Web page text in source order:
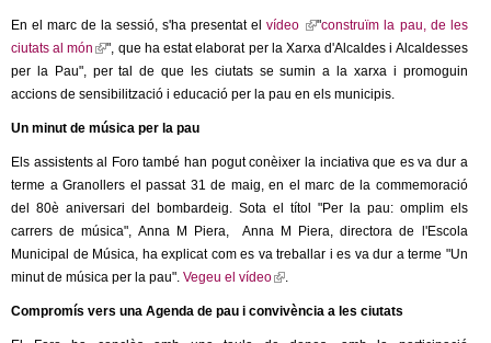
En el marc de la sessió, s'ha presentat elvídeo (
l
i
n
s
e
x
t
e
"construïm la pau, de les
ciutats al món (
l
i
i
s
e
x
t
e
", que ha estat elaborat per la Xarxa d'Alcaldes i Alcaldesses
per la Pau", per tal de que les ciutats se sumin a la xarxa i promoguin
accions de sensibilització i educació per la pau en els municipis.
Un minut de música per la pau
Els assistents al Foro també han pogut conèixer la inciativa que es va dur a
terme a Granollers el passat 31 de maig, en el marc de la commemoració
del 80è aniversari del bombardeig. Sota el títol "Per la pau: omplim els
carrers de música", Anna M Piera, Anna M Piera, directora de l'Escola
Municipal de Música, ha explicat com es va treballar i es va dur a terme "Un
minut de música per la pau". Vegeu el vídeo(
.
Compromís vers una Agenda de pau i convivència a les ciutats